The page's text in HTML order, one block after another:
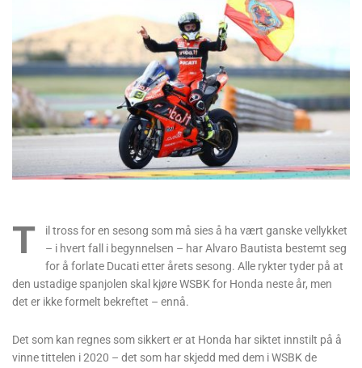
T
il tross for en sesong som må sies å ha vært ganske vellykket
– i hvert fall i begynnelsen – har Alvaro Bautista bestemt seg
for å forlate Ducati etter årets sesong. Alle rykter tyder på at
den ustadige spanjolen skal kjøre WSBK for Honda neste år, men
det er ikke formelt bekreftet – ennå.
Det som kan regnes som sikkert er at Honda har siktet innstilt på å
vinne tittelen i 2020 – det som har skjedd med dem i WSBK de